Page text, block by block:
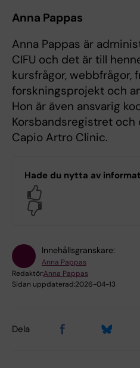
Anna Pappas
Anna Pappas är
CIFU och det är till
kursfrågor, webbfrågor,
forskningsprojekt och
Hon är även ansvarig
Korsbandsregistret
Capio Artro Clinic.
Hade du nytta av
Innehållsgranskare:
Anna Pappas
Redaktör:Anna Pappas
Sidan uppdaterad:2026-04-13
Dela